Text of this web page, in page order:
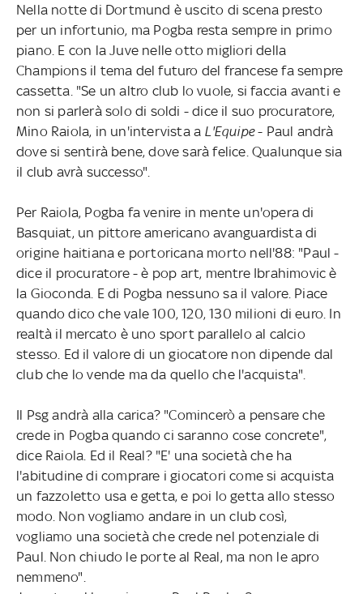
Nella notte di Dortmund è uscito di scena presto
per un infortunio, ma Pogba resta sempre in primo
piano. E con la Juve nelle otto migliori della
Champions il tema del futuro del francese fa sempre
cassetta. "Se un altro club lo vuole, si faccia avanti e
non si parlerà solo di soldi - dice il suo procuratore,
Mino Raiola, in un'intervista a L'Equipe- Paul andrà
dove si sentirà bene, dove sarà felice. Qualunque sia
il club avrà successo".
Per Raiola, Pogba fa venire in mente un'opera di
Basquiat, un pittore americano avanguardista di
origine haitiana e portoricana morto nell'88: "Paul -
dice il procuratore - è pop art, mentre Ibrahimovic è
la Gioconda. E di Pogba nessuno sa il valore. Piace
quando dico che vale 100, 120, 130 milioni di euro. In
realtà il mercato è uno sport parallelo al calcio
stesso. Ed il valore di un giocatore non dipende dal
club che lo vende ma da quello che l'acquista".
Il Psg andrà alla carica? "Comincerò a pensare che
crede in Pogba quando ci saranno cose concrete",
dice Raiola. Ed il Real? "E' una società che ha
l'abitudine di comprare i giocatori come si acquista
un fazzoletto usa e getta, e poi lo getta allo stesso
modo. Non vogliamo andare in un club così,
vogliamo una società che crede nel potenziale di
Paul. Non chiudo le porte al Real, ma non le apro
nemmeno".